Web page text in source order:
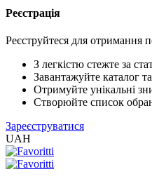
Реєстрація
Реєструйтеся для отримання
З легкістю стежте за
Завантажуйте каталог
Отримуйте унікальні
Створюйте список
Зареєструватися
UAH
/
2005
(Розн.)
/
EXCEL
2005
(Опт)